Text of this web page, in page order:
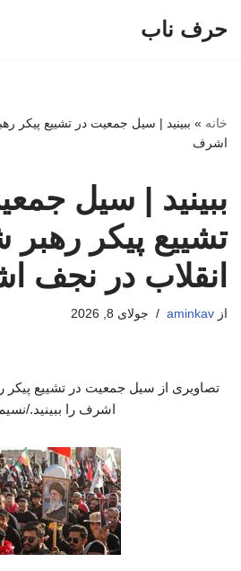
حرف ناب
خانه » ببینید | سیل جمعیت در تشییع پیکر
اشرف
ببینید | سیل
تشییع پیکر رهبر
انقلاب در نجف
از aminkav جولای 8, 2026
تصاویری از سیل جمعیت در تشییع پیکر
اشرف را ببینید./نسیم